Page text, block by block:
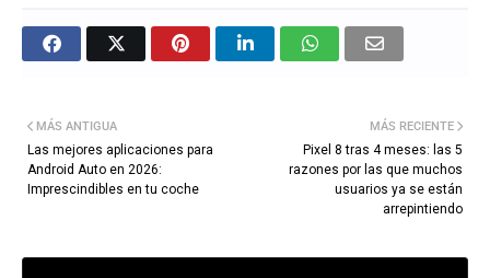
MÁS RECIENTE
Pixel 8 tras 4 meses: las 5
razones por las que muchos
usuarios ya se están
arrepintiendo
MÁS ANTIGUA
Las mejores aplicaciones para
Android Auto en 2026:
Imprescindibles en tu coche